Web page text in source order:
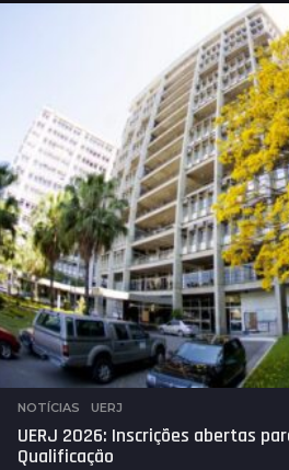
NOTÍCIAS ,UERJ
UERJ 2026: Inscrições abertas
Qualificação